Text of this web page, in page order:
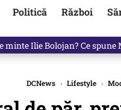
Politică Război
informații după atacul
DCNews › Lifestyle ›